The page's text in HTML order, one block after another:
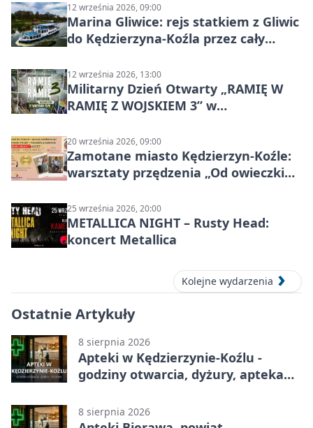
12 września 2026, 09:00
Marina Gliwice: rejs statkiem z Gliwic
do Kędzierzyna-Koźla przez cały
12 września 2026, 13:00
Militarny Dzień Otwarty „RAMIĘ W
RAMIĘ Z WOJSKIEM 3” w
20 września 2026, 09:00
Zamotane miasto Kędzierzyn-Koźle:
warsztaty przędzenia „Od owieczki
25 września 2026, 20:00
METALLICA NIGHT – Rusty Head:
koncert Metallica
Kolejne wydarzenia
Ostatnie Artykuły
8 sierpnia 2026
Apteki w Kędzierzynie-Koźlu -
godziny otwarcia, dyżury, apteka
8 sierpnia 2026